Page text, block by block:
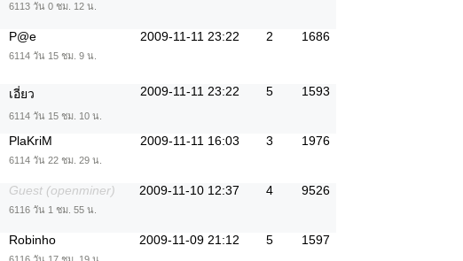
6113 วัน 0 ชม. 12 น.
P@e
6114 วัน 15 ชม. 9 น.
2009-11-11 23:22 2 1686
เอี่ยว
6114 วัน 15 ชม. 10 น.
2009-11-11 23:22 5 1593
PlaKriM
6114 วัน 22 ชม. 29 น.
2009-11-11 16:03 3 1976
Guest (openminer)
6116 วัน 1 ชม. 55 น.
2009-11-10 12:37 4 9526
Robinho 2009-11-09 21:12 5 1597